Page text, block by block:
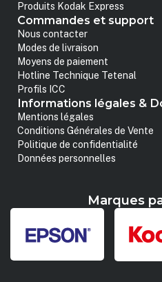
Produits Kodak Express
Commandes et support
Nous contacter
Modes de livraison
Moyens de paiement
Hotline Technique Tetenal
Profils ICC
Informations légales &
Mentions légales
Conditions Générales de Vente
Politique de confidentialité
Données personnelles
Marques